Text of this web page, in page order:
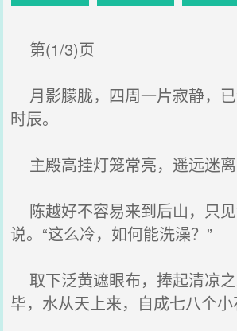
第(1/3)页
月影朦胧，四周一片寂静，
时辰。
主殿高挂灯笼常亮，遥远迷离
陈越好不容易来到后山，只
说。“这么冷，如何能洗澡？”
取下泛黄遮眼布，捧起清凉
毕，水从天上来，自成七八个小